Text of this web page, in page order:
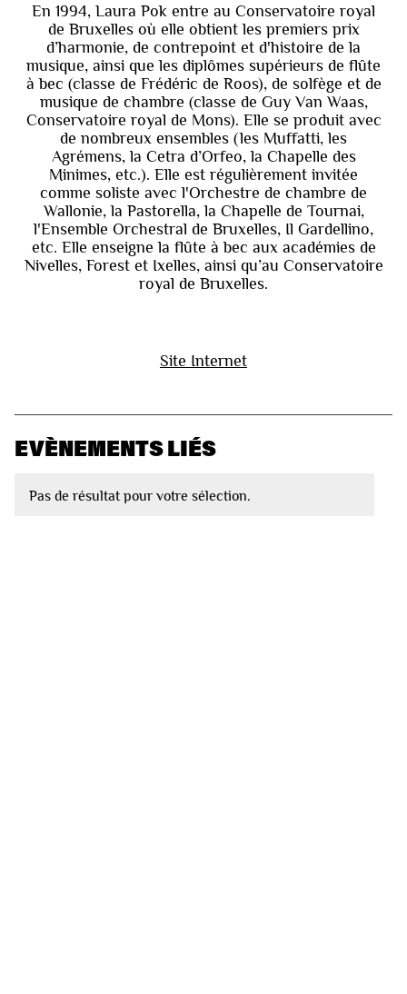
En 1994, Laura Pok entre au Conservatoire royal
de Bruxelles où elle obtient les premiers prix
d’harmonie, de contrepoint et d'histoire de la
musique, ainsi que les diplômes supérieurs de flûte
à bec (classe de Frédéric de Roos), de solfège et de
musique de chambre (classe de Guy Van Waas,
Conservatoire royal de Mons). Elle se produit avec
de nombreux ensembles (les Muffatti, les
Agrémens, la Cetra d’Orfeo, la Chapelle des
Minimes, etc.). Elle est régulièrement invitée
comme soliste avec l'Orchestre de chambre de
Wallonie, la Pastorella, la Chapelle de Tournai,
l'Ensemble Orchestral de Bruxelles, Il Gardellino,
etc. Elle enseigne la flûte à bec aux académies de
Nivelles, Forest et Ixelles, ainsi qu’au Conservatoire
royal de Bruxelles.
Site Internet
EVÈNEMENTS LIÉS
Pas de résultat pour votre sélection.